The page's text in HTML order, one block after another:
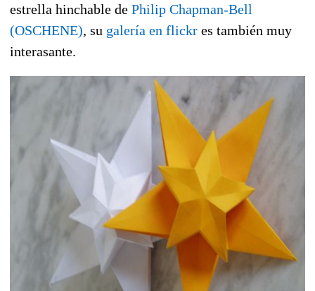
estrella hinchable de Philip Chapman-Bell
(OSCHENE), su galería en flickr es también muy
interasante.